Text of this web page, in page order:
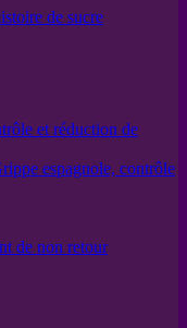
de sucre
et réduction de
espagnole, contrôle
de non retour